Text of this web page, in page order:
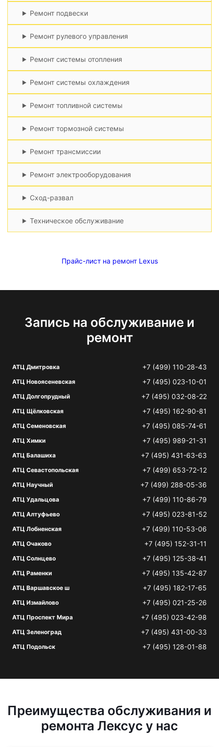
Ремонт подвески
Ремонт рулевого управления
Ремонт системы отопления
Ремонт системы охлаждения
Ремонт топливной системы
Ремонт тормозной системы
Ремонт трансмиссии
Ремонт электрооборудования
Сход-развал
Техническое обслуживание
Прайс-лист на ремонт Lexus
Запись на обслуживание и
ремонт
АТЦ Дмитровка +7 (499) 110-28-43
АТЦ Новоясеневская +7 (495) 023-10-01
АТЦ Долгопрудный +7 (495) 032-08-22
АТЦ Щёлковская +7 (495) 162-90-81
АТЦ Семеновская +7 (495) 085-74-61
АТЦ Химки +7 (495) 989-21-31
АТЦ Балашиха +7 (495) 431-63-63
АТЦ Севастопольская +7 (499) 653-72-12
АТЦ Научный +7 (499) 288-05-36
АТЦ Удальцова +7 (499) 110-86-79
АТЦ Алтуфьево +7 (495) 023-81-52
АТЦ Лобненская +7 (499) 110-53-06
АТЦ Очаково +7 (495) 152-31-11
АТЦ Солнцево +7 (495) 125-38-41
АТЦ Раменки +7 (495) 135-42-87
АТЦ Варшавское ш +7 (495) 182-17-65
АТЦ Измайлово +7 (495) 021-25-26
АТЦ Проспект Мира +7 (495) 023-42-98
АТЦ Зеленоград +7 (495) 431-00-33
АТЦ Подольск +7 (495) 128-01-88
Преимущества обслуживания и
ремонта Лексус у нас